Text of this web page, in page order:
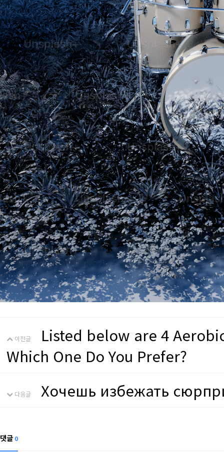
이전글
Listed below are 4
Which One Do You Prefer?
다음글 Хочешь избежать
댓글 0